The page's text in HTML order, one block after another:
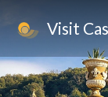
Visit